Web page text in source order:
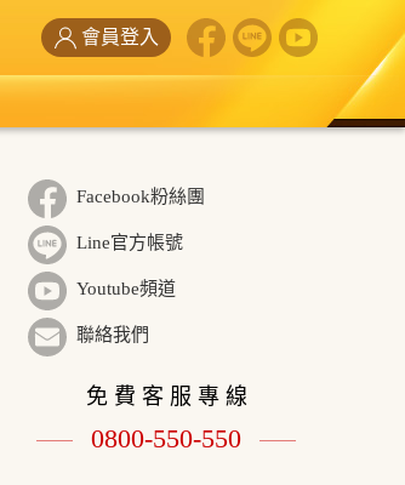
會員登入
Facebook粉絲團
Line官方帳號
Youtube頻道
聯絡我們
免 費 客 服 專 線
0800-550-550